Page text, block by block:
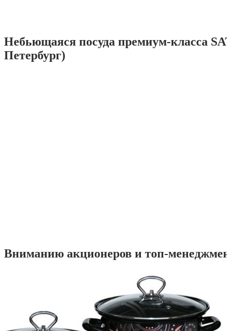
Небьющаяся посуда премиум-класса
Петербург)
Вниманию акционеров и топ-